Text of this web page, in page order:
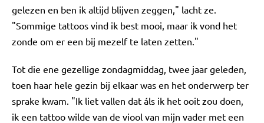
gelezen en ben ik altijd blijven zeggen," lacht ze.
"Sommige tattoos vind ik best mooi, maar ik vond het
zonde om er een bij mezelf te laten zetten."
Tot die ene gezellige zondagmiddag, twee jaar geleden,
toen haar hele gezin bij elkaar was en het onderwerp ter
sprake kwam. "Ik liet vallen dat áls ik het ooit zou doen,
ik een tattoo wilde van de viool van mijn vader met een